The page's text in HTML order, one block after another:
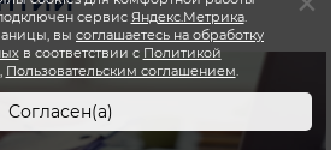
сервис Яндекс.Метрика.
высоглашаетесь на обработку
в соответствии с Политикой
, Пользовательским соглашением.
Согласен(а)